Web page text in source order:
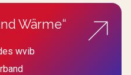
Wärme“
wvib